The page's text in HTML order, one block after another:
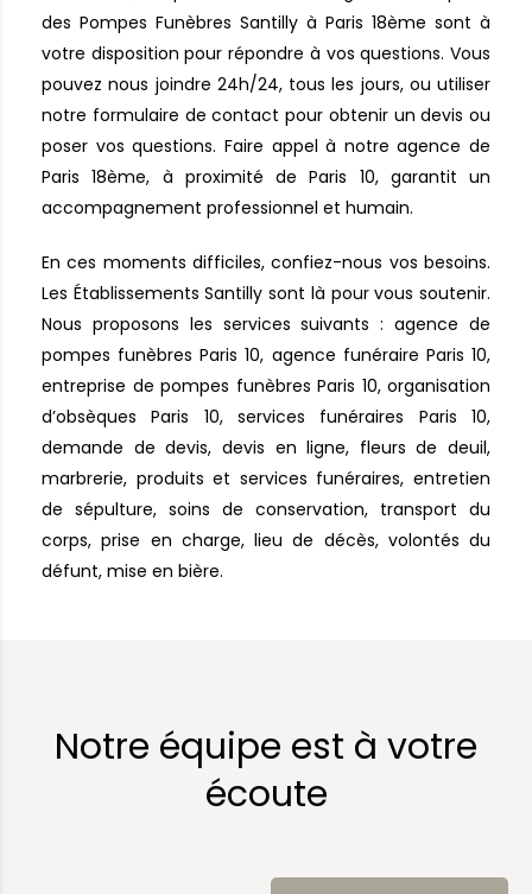
des Pompes Funèbres Santilly à Paris 18ème sont à
votre disposition pour répondre à vos questions. Vous
pouvez nous joindre 24h/24, tous les jours, ou utiliser
notre formulaire de contact pour obtenir un devis ou
poser vos questions. Faire appel à notre agence de
Paris 18ème, à proximité de Paris 10, garantit un
accompagnement professionnel et humain.
En ces moments difficiles, confiez-nous vos besoins.
Les Établissements Santilly sont là pour vous soutenir.
Nous proposons les services suivants : agence de
pompes funèbres Paris 10, agence funéraire Paris 10,
entreprise de pompes funèbres Paris 10, organisation
d’obsèques Paris 10, services funéraires Paris 10,
demande de devis, devis en ligne, fleurs de deuil,
marbrerie, produits et services funéraires, entretien
de sépulture, soins de conservation, transport du
corps, prise en charge, lieu de décès, volontés du
défunt, mise en bière.
Notre équipe est à votre
écoute